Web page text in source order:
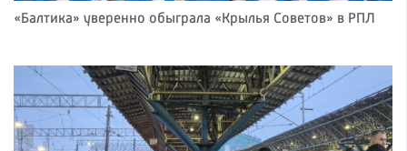
«Балтика» уверенно обыграла «Крылья Советов» в РПЛ